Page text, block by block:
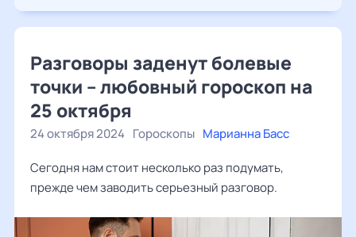
Разговоры заденут болевые
точки – любовный гороскоп на
25 октября
24 октября 2024 Гороскопы Марианна Басс
Сегодня нам стоит несколько раз подумать,
прежде чем заводить серьезный разговор.